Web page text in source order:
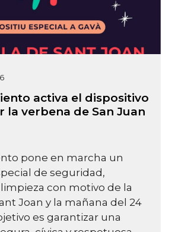
activa el dispositivo
la verbena de San Juan
pone en marcha un
de seguridad,
con motivo de la
Joan y la mañana del 24
es garantizar una